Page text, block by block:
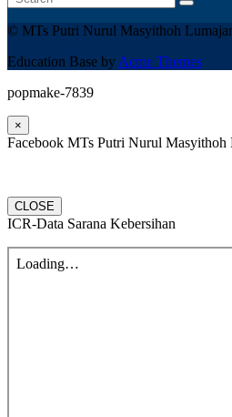
© MTs Putri Nurul Masyithoh
Education Base by Acme Themes
popmake-7839
×
Facebook MTs Putri Nurul Masyithoh
CLOSE
ICR-Data Sarana Kebersihan